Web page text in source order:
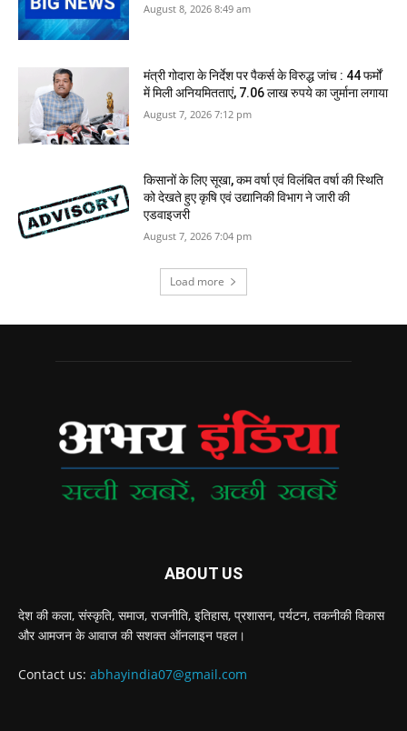
August 8, 2026 8:49 am
मंत्री गोदारा के निर्देश पर पैकर्स के विरुद्ध जांच : 44 फर्मों
में मिली अनियमितताएं, 7.06 लाख रुपये का जुर्माना लगाया
August 7, 2026 7:12 pm
किसानों के लिए सूखा, कम वर्षा एवं विलंबित वर्षा की स्थिति
को देखते हुए कृषि एवं उद्यानिकी विभाग ने जारी की
एडवाइजरी
August 7, 2026 7:04 pm
Load more
ABOUT US
देश की कला, संस्‍कृति, समाज, राजनीति, इतिहास, प्रशासन, पर्यटन, तकनीकी विकास
और आमजन के आवाज की सशक्‍त ऑनलाइन पहल।
Contact us: abhayindia07@gmail.com